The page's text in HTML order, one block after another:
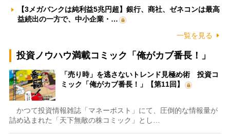
【3メガバンクは純利益5兆円超】銀行、商社、ゼネコンは最高
益続出の一方で、中小企業・…
一覧を見る
投資ノウハウ満載コミック「俺がカブ番長！」
「売り時」を逃さないトレンド見極め術 投資コ
ミック「俺がカブ番長！」【第11回】
かつて投資情報雑誌「マネーポスト」にて、圧倒的な情報量が
詰め込まれた「天下無敵の株コミック」とし…